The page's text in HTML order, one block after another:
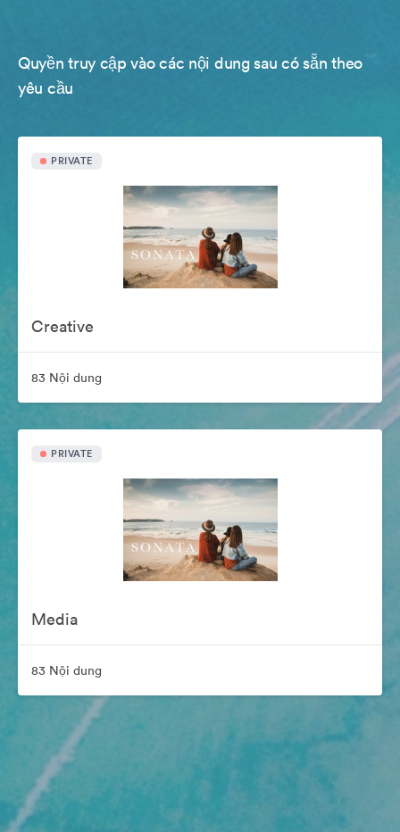
Quyền truy cập vào các nội dung sau có sẵn theo
yêu cầu
PRIVATE
Creative
83 Nội dung
PRIVATE
Media
83 Nội dung